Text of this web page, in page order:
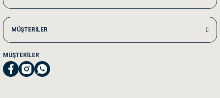
MÜŞTERİLER
MÜŞTERİLER